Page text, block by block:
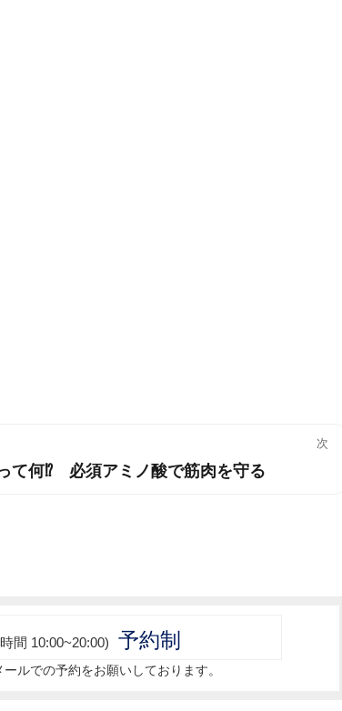
次
て何⁉️ 必須アミノ酸で筋肉を守る
間 10:00~20:00) 予約制
ルでの予約をお願いしております。